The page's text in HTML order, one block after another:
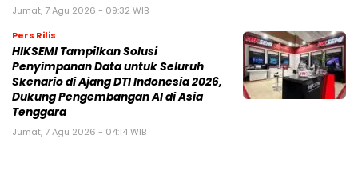
Jumat, 7 Agu 2026 - 09:32 WIB
Pers Rilis
HIKSEMI Tampilkan Solusi
Penyimpanan Data untuk Seluruh
Skenario di Ajang DTI Indonesia 2026,
Dukung Pengembangan AI di Asia
Tenggara
Jumat, 7 Agu 2026 - 04:14 WIB